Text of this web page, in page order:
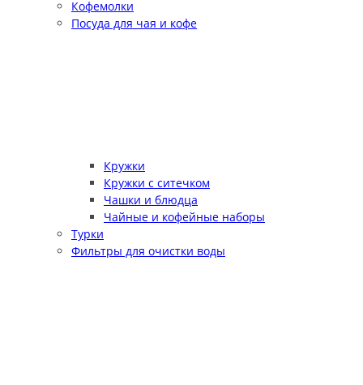
Кофемолки
Посуда для чая и кофе
Кружки
Кружки с ситечком
Чашки и блюдца
Чайные и кофейные наборы
Турки
Фильтры для очистки воды